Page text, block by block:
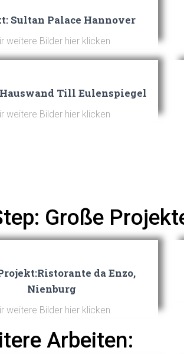
Sultan Palace Hannover
weitere Bilder hier klicken
Till Eulenspiegel
weitere Bilder hier klicken
Große
da Enzo,
Nienburg
weitere Bilder hier klicken
Arbeiten: